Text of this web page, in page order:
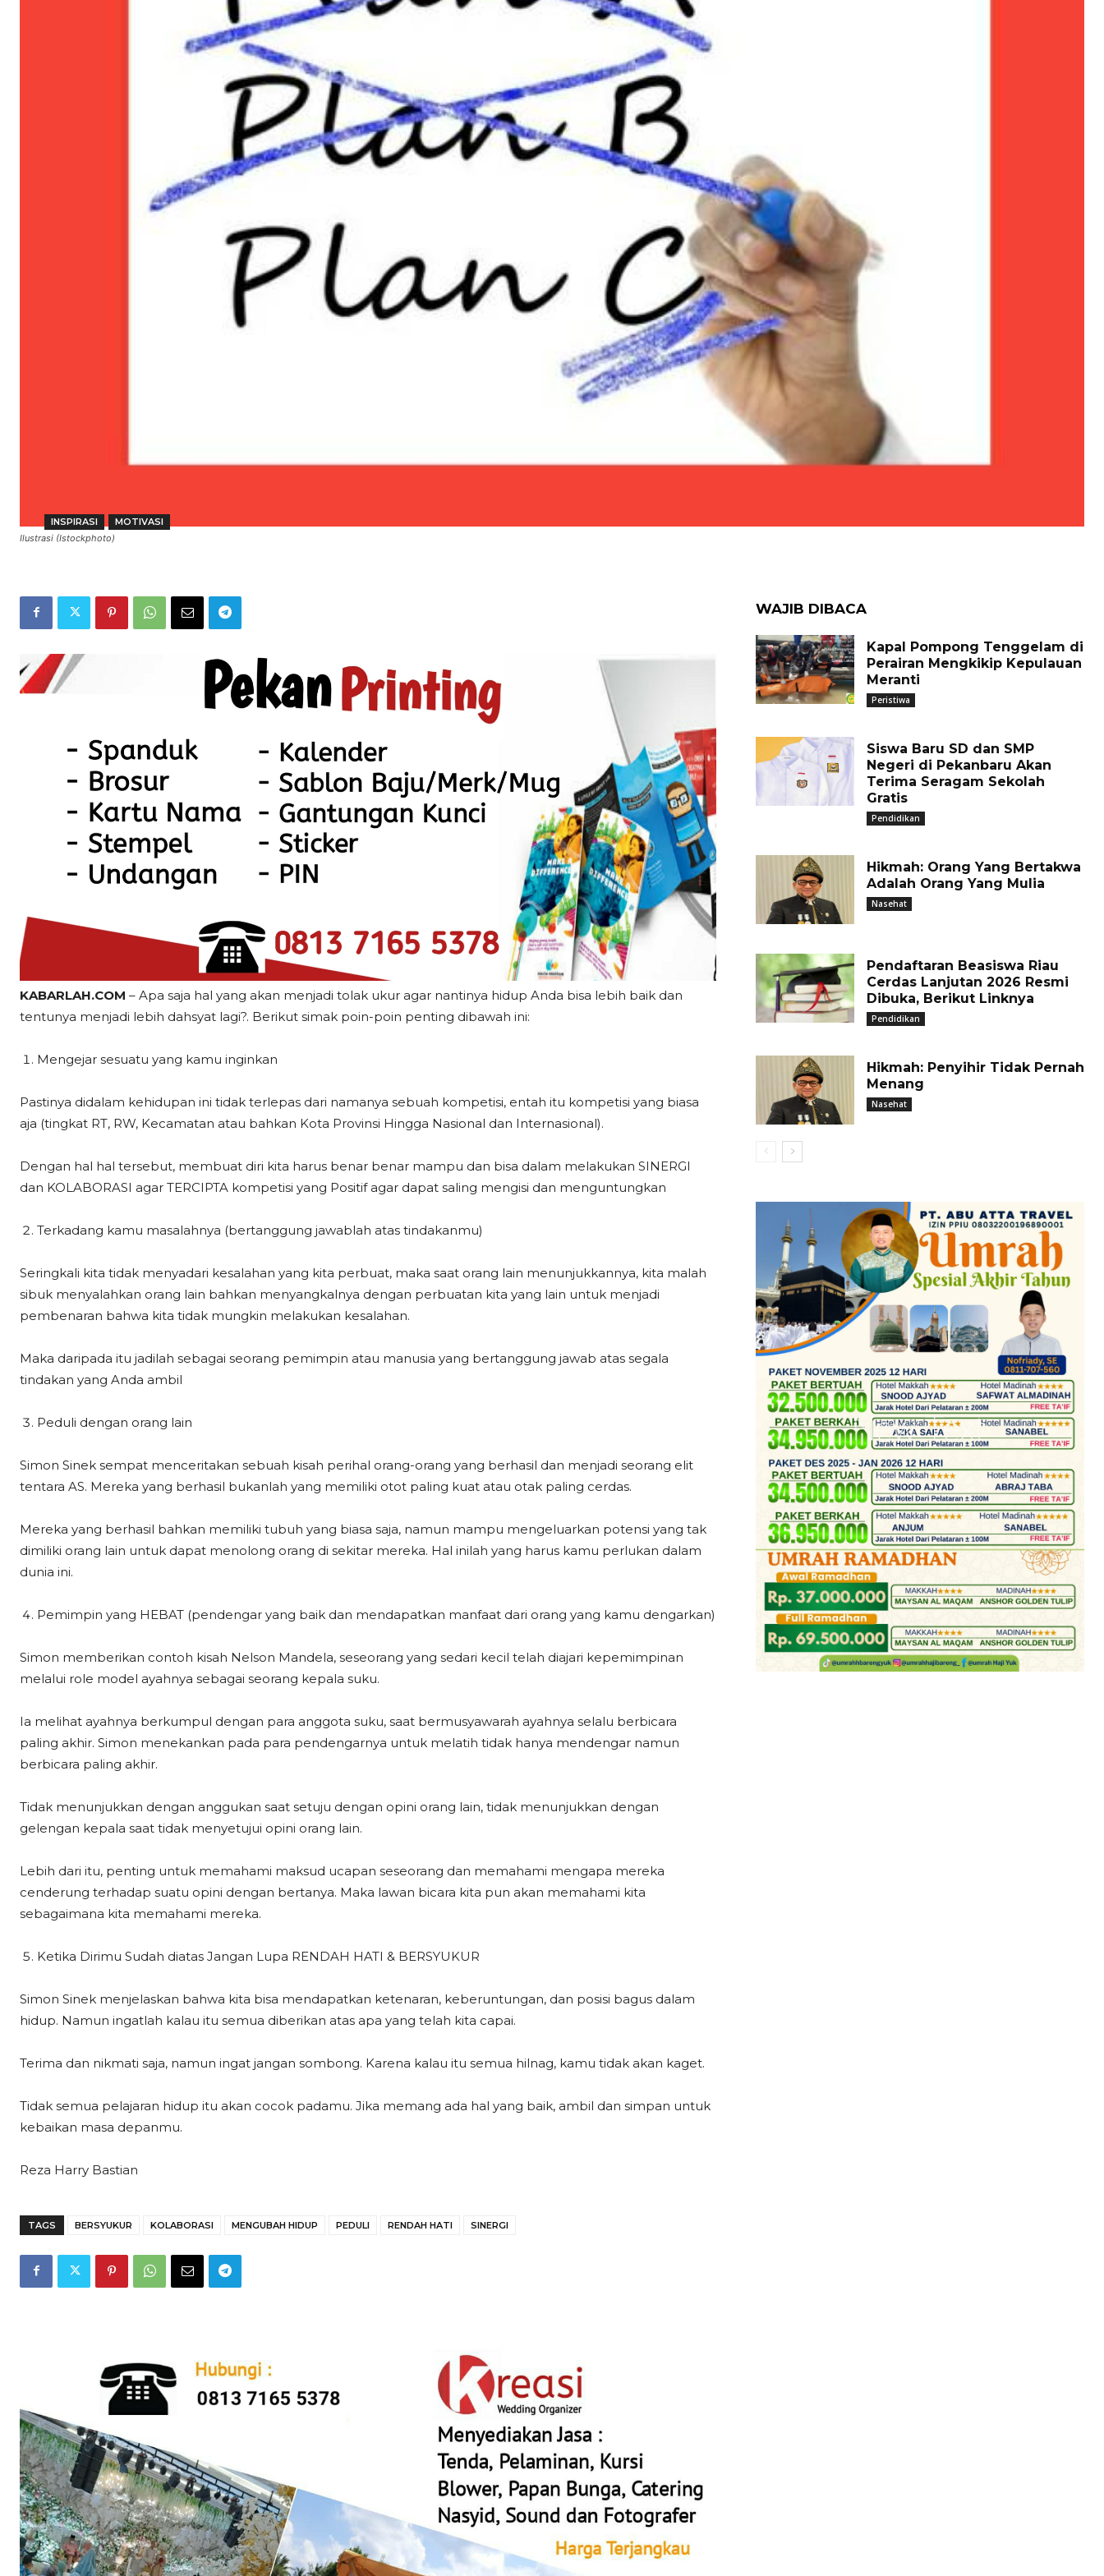
INSPIRASI
MOTIVASI
Ilustrasi (Istockphoto)
KABARLAH.COM – Apa saja hal yang akan menjadi tolak ukur agar nantinya hidup Anda bisa lebih baik dan
tentunya menjadi lebih dahsyat lagi?. Berikut simak poin-poin penting dibawah ini:
Mengejar sesuatu yang kamu inginkan
Pastinya didalam kehidupan ini tidak terlepas dari namanya sebuah kompetisi, entah itu kompetisi yang biasa
aja (tingkat RT, RW, Kecamatan atau bahkan Kota Provinsi Hingga Nasional dan Internasional).
Dengan hal hal tersebut, membuat diri kita harus benar benar mampu dan bisa dalam melakukan SINERGI
dan KOLABORASI agar TERCIPTA kompetisi yang Positif agar dapat saling mengisi dan menguntungkan
Terkadang kamu masalahnya (bertanggung jawablah atas tindakanmu)
Seringkali kita tidak menyadari kesalahan yang kita perbuat, maka saat orang lain menunjukkannya, kita malah
sibuk menyalahkan orang lain bahkan menyangkalnya dengan perbuatan kita yang lain untuk menjadi
pembenaran bahwa kita tidak mungkin melakukan kesalahan.
Maka daripada itu jadilah sebagai seorang pemimpin atau manusia yang bertanggung jawab atas segala
tindakan yang Anda ambil
Peduli dengan orang lain
Simon Sinek sempat menceritakan sebuah kisah perihal orang-orang yang berhasil dan menjadi seorang elit
tentara AS. Mereka yang berhasil bukanlah yang memiliki otot paling kuat atau otak paling cerdas.
Mereka yang berhasil bahkan memiliki tubuh yang biasa saja, namun mampu mengeluarkan potensi yang tak
dimiliki orang lain untuk dapat menolong orang di sekitar mereka. Hal inilah yang harus kamu perlukan dalam
dunia ini.
Pemimpin yang HEBAT (pendengar yang baik dan mendapatkan manfaat dari orang yang kamu dengarkan)
Simon memberikan contoh kisah Nelson Mandela, seseorang yang sedari kecil telah diajari kepemimpinan
melalui role model ayahnya sebagai seorang kepala suku.
Ia melihat ayahnya berkumpul dengan para anggota suku, saat bermusyawarah ayahnya selalu berbicara
paling akhir. Simon menekankan pada para pendengarnya untuk melatih tidak hanya mendengar namun
berbicara paling akhir.
Tidak menunjukkan dengan anggukan saat setuju dengan opini orang lain, tidak menunjukkan dengan
gelengan kepala saat tidak menyetujui opini orang lain.
Lebih dari itu, penting untuk memahami maksud ucapan seseorang dan memahami mengapa mereka
cenderung terhadap suatu opini dengan bertanya. Maka lawan bicara kita pun akan memahami kita
sebagaimana kita memahami mereka.
Ketika Dirimu Sudah diatas Jangan Lupa RENDAH HATI & BERSYUKUR
Simon Sinek menjelaskan bahwa kita bisa mendapatkan ketenaran, keberuntungan, dan posisi bagus dalam
hidup. Namun ingatlah kalau itu semua diberikan atas apa yang telah kita capai.
Terima dan nikmati saja, namun ingat jangan sombong. Karena kalau itu semua hilnag, kamu tidak akan kaget.
Tidak semua pelajaran hidup itu akan cocok padamu. Jika memang ada hal yang baik, ambil dan simpan untuk
kebaikan masa depanmu.
Reza Harry Bastian
TAGS BERSYUKUR KOLABORASI MENGUBAH HIDUP PEDULI RENDAH HATI SINERGI
WAJIB DIBACA
Kapal Pompong Tenggelam di
Perairan Mengkikip Kepulauan
Meranti
Peristiwa
Siswa Baru SD dan SMP
Negeri di Pekanbaru Akan
Terima Seragam Sekolah
Gratis
Pendidikan
Hikmah: Orang Yang Bertakwa
Adalah Orang Yang Mulia
Nasehat
Pendaftaran Beasiswa Riau
Cerdas Lanjutan 2026 Resmi
Dibuka, Berikut Linknya
Pendidikan
Hikmah: Penyihir Tidak Pernah
Menang
Nasehat